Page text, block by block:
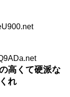
高くて硬派な
れ